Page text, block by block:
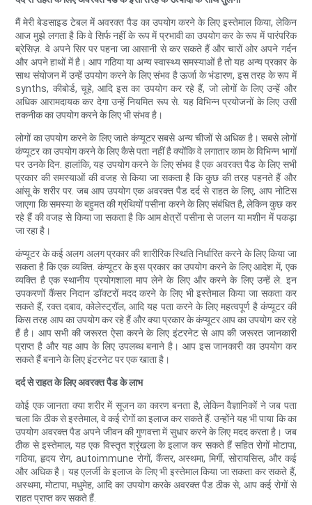
मैं मेरी बेडसाइड टेबल में अवरक्त पैड का उपयोग करने के लिए इस्तेमाल किया, लेकिन
आज मुझे लगता है कि वे सिर्फ नहीं के रूप में प्रभावी का उपयोग कर के रूप में पारंपरिक
ब्रेसिज़. वे अपने सिर पर पहना जा आसानी से कर सकते हैं और चारों ओर अपने गर्दन
और अपने हाथों में है। आप गठिया या अन्य स्वास्थ्य समस्याओं है तो यह अन्य प्रकार के
साथ संयोजन में उन्हें उपयोग करने के लिए संभव है ऊर्जा के भंडारण, इस तरह के रूप में
synths, कीबोर्ड, चूहे, आदि इस का उपयोग कर रहे हैं, जो लोगों के लिए उन्हें और
अधिक आरामदायक कर देगा उन्हें नियमित रूप से. यह विभिन्न प्रयोजनों के लिए उसी
तकनीक का उपयोग करने के लिए भी संभव है।
लोगों का उपयोग करने के लिए जाते कंप्यूटर सबसे अन्य चीजों से अधिक है। सबसे लोगों
कंप्यूटर का उपयोग करने के लिए कैसे पता नहीं है क्योंकि वे लगातार काम के विभिन्न भागों
पर उनके दिन. हालांकि, यह उपयोग करने के लिए संभव है एक अवरक्त पैड के लिए सभी
प्रकार की समस्याओं की वजह से किया जा सकता है कि कुछ की तरह पहनते हैं और
आंसू के शरीर पर. जब आप उपयोग एक अवरक्त पैड दर्द से राहत के लिए, आप नोटिस
जाएगा कि समस्या के बहुमत की ग्रंथियों पसीना करने के लिए संबंधित है, लेकिन कुछ कर
रहे हैं की वजह से किया जा सकता है कि आम क्षेत्रों पसीना से जलन या मशीन में पकड़ा
जा रहा है।
कंप्यूटर के कई अलग अलग प्रकार की शारीरिक स्थिति निर्धारित करने के लिए किया जा
सकता है कि एक व्यक्ति. कंप्यूटर के इस प्रकार का उपयोग करने के लिए आदेश में, एक
व्यक्ति है एक स्थानीय प्रयोगशाला माप लेने के लिए और करने के लिए उन्हें ले. इन
उपकरणों कैंसर निदान डॉक्टरों मदद करने के लिए भी इस्तेमाल किया जा सकता कर
सकते हैं, रक्त दबाव, कोलेस्ट्रॉल, आदि यह पता करने के लिए महत्वपूर्ण है कंप्यूटर की
किस तरह आप का उपयोग कर रहे हैं और क्या प्रकार के कंप्यूटर आप का उपयोग कर रहे
हैं है। आप सभी की जरूरत ऐसा करने के लिए इंटरनेट से आप की जरूरत जानकारी
प्राप्त है और यह आप के लिए उपलब्ध बनाने है। आप इस जानकारी का उपयोग कर
सकते हैं बनाने के लिए इंटरनेट पर एक खाता है।
दर्द से राहत के लिए अवरक्त पैड के लाभ
कोई एक जानता क्या शरीर में सूजन का कारण बनता है, लेकिन वैज्ञानिकों ने जब पता
चला कि ठीक से इस्तेमाल, वे कई रोगों का इलाज कर सकते हैं. उन्होंने यह भी पाया कि का
उपयोग अवरक्त पैड अपने जीवन की गुणवत्ता में सुधार करने के लिए मदद करता है। जब
ठीक से इस्तेमाल, यह एक विस्तृत श्रृंखला के इलाज कर सकते हैं सहित रोगों मोटापा,
गठिया, हृदय रोग, autoimmune रोगों, कैंसर, अस्थमा, मिर्गी, सोरायसिस, और कई
और अधिक है। यह एलर्जी के इलाज के लिए भी इस्तेमाल किया जा सकता कर सकते हैं,
अस्थमा, मोटापा, मधुमेह, आदि का उपयोग करके अवरक्त पैड ठीक से, आप कई रोगों से
राहत प्राप्त कर सकते हैं.